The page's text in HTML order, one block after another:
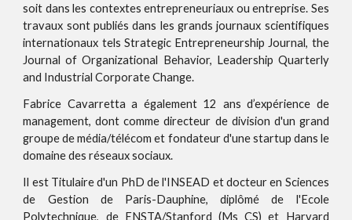
soit dans les contextes entrepreneuriaux ou entreprise. Ses
travaux sont publiés dans les grands journaux scientifiques
internationaux tels Strategic Entrepreneurship Journal, the
Journal of Organizational Behavior, Leadership Quarterly
and Industrial Corporate Change.
Fabrice Cavarretta a également 12 ans d’expérience de
management, dont comme directeur de division d'un grand
groupe de média/télécom et fondateur d'une startup dans le
domaine des réseaux sociaux.
Il est Titulaire d'un PhD de l'INSEAD et docteur en Sciences
de Gestion de Paris-Dauphine, diplômé de l'Ecole
Polytechnique, de ENSTA/Stanford (Ms CS) et Harvard